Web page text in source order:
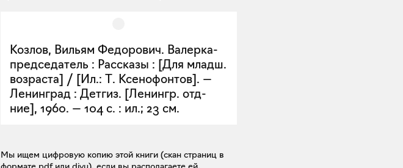
Козлов, Вильям Федорович. Валерка-
председатель : Рассказы : [Для младш.
возраста] / [Ил.: Т. Ксенофонтов]. —
Ленинград : Детгиз. [Ленингр. отд-
ние], 1960. — 104 с. : ил.; 23 см.
Мы ищем цифровую копию этой книги (скан страниц в